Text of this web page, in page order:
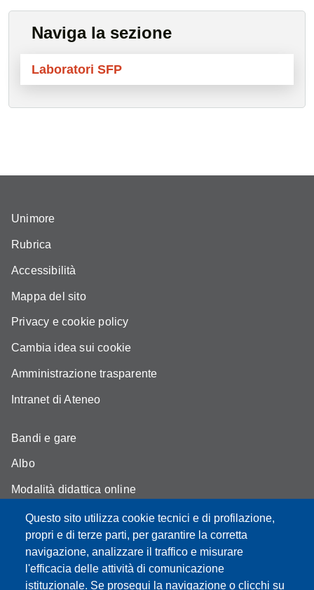
Naviga la sezione
Laboratori SFP
Questo sito utilizza cookie tecnici e di profilazione,
propri e di terze parti, per garantire la corretta
navigazione, analizzare il traffico e misurare
l'efficacia delle attività di comunicazione
istituzionale. Se prosegui la navigazione o clicchi su
Unimore
Rubrica
Accessibilità
Mappa del sito
Privacy e cookie policy
Cambia idea sui cookie
Amministrazione trasparente
Intranet di Ateneo
Bandi e gare
Albo
Modalità didattica online
Segreteria studenti
Assicurazione qualità